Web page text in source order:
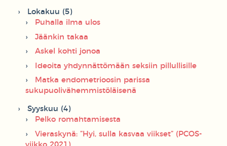
Lokakuu (5)
Puhalla ilma ulos
Jäänkin takaa
Askel kohti jonoa
Ideoita yhdynnättömään seksiin pillullisille
Matka endometrioosin parissa
sukupuolivähemmistöläisenä
Syyskuu (4)
Pelko romahtamisesta
Vieraskynä: ”Hyi, sulla kasvaa viikset” (PCOS-